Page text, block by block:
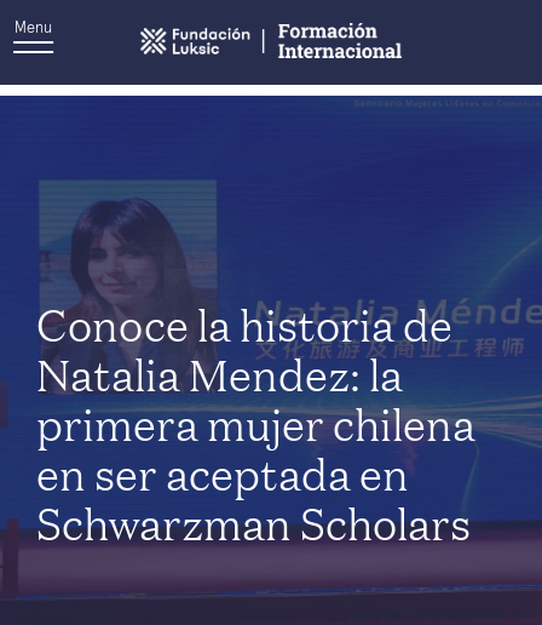
Menu
Categoría:Scholar Update
Conoce la historia de
Natalia Mendez: la
primera mujer chilena
en ser aceptada en
Schwarzman Scholars